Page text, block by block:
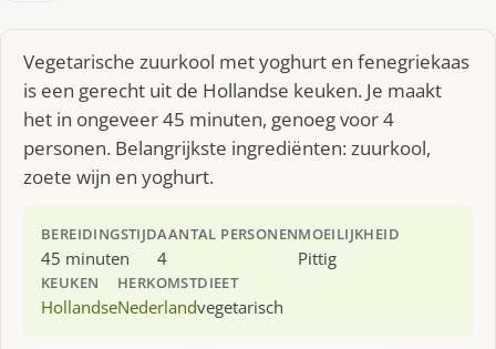
Vegetarische zuurkool met yoghurt en fenegriekaas
is een gerecht uit de Hollandse keuken. Je maakt
het in ongeveer 45 minuten, genoeg voor 4
personen. Belangrijkste ingrediënten: zuurkool,
zoete wijn en yoghurt.
BEREIDINGSTIJD
45 minuten
AANTAL PERSONEN
4
MOEILIJKHEID
Pittig
KEUKEN
Hollandse
HERKOMST
Nederland
DIEET
vegetarisch